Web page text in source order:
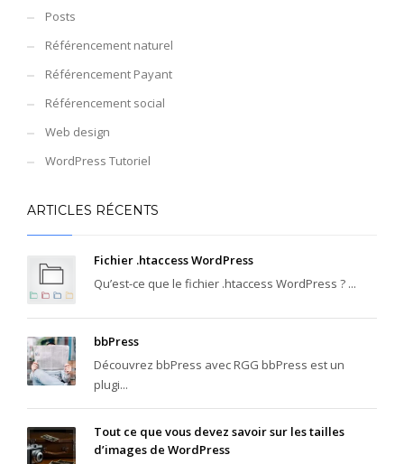
Posts
Référencement naturel
Référencement Payant
Référencement social
Web design
WordPress Tutoriel
ARTICLES RÉCENTS
Fichier .htaccess WordPress
Qu’est-ce que le fichier .htaccess WordPress ? ...
bbPress
Découvrez bbPress avec RGG bbPress est un
plugi...
Tout ce que vous devez savoir sur les tailles
d’images de WordPress